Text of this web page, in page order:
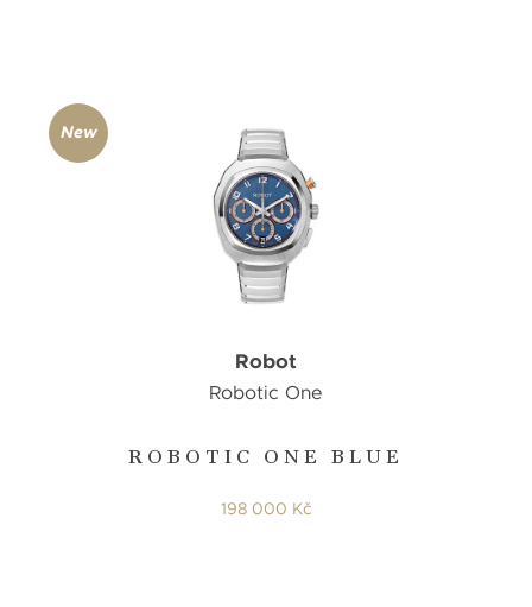
ROBOTIC ONE BLUE
Robot
Robotic One
198 000 Kč
New